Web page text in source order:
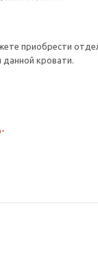
приобрести
кровати.